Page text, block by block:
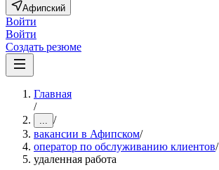
Афипский
Войти
Войти
Создать резюме
Главная
/
... /
вакансии в Афипском/
оператор по обслуживанию клиентов/
удаленная работа